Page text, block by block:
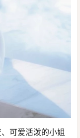
可爱活泼的小姐